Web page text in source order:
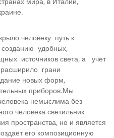
человеку путь к
созданию удобных,
источников света, а учет
грани
новых форм,
приборов.Мы
немыслима без
человека светильник
прост­ранства, но и является
его композиционную